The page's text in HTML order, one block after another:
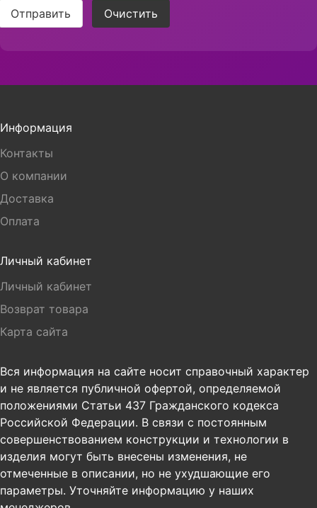
Отправить Очистить
Информация
Контакты
О компании
Доставка
Оплата
Личный кабинет
Личный кабинет
Возврат товара
Карта сайта
Вся информация на сайте носит справочный характер
и не является публичной офертой, определяемой
положениями Статьи 437 Гражданского кодекса
Российской Федерации. В связи с постоянным
совершенствованием конструкции и технологии в
изделия могут быть внесены изменения, не
отмеченные в описании, но не ухудшающие его
параметры. Уточняйте информацию у наших